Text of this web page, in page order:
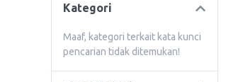
Kategori
Maaf, kategori terkait kata kunci
pencarian tidak ditemukan!